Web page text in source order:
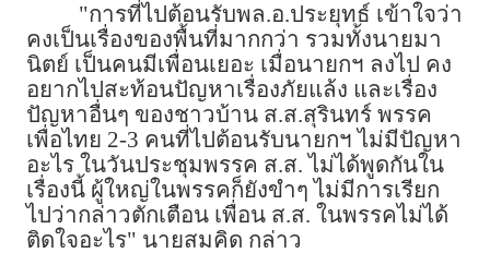
"การที่ไปต้อนรับพล.อ.ประยุทธ์ เข้าใจว่า
คงเป็นเรื่องของพื้นที่มากกว่า รวมทั้งนายมา
นิตย์ เป็นคนมีเพื่อนเยอะ เมื่อนายกฯ ลงไป คง
อยากไปสะท้อนปัญหาเรื่องภัยแล้ง และเรื่อง
ปัญหาอื่นๆ ของชาวบ้าน ส.ส.สุรินทร์ พรรค
เพื่อไทย 2-3 คนที่ไปต้อนรับนายกฯ ไม่มีปัญหา
อะไร ในวันประชุมพรรค ส.ส. ไม่ได้พูดกันใน
เรื่องนี้ ผู้ใหญ่ในพรรคก็ยังขำๆ ไม่มีการเรียก
ไปว่ากล่าวตักเตือน เพื่อน ส.ส. ในพรรคไม่ได้
ติดใจอะไร" นายสมคิด กล่าว